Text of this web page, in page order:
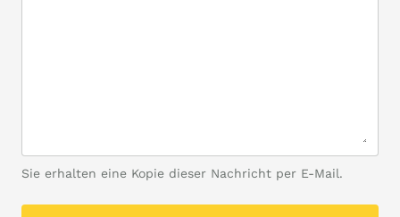
Sie erhalten eine Kopie dieser Nachricht per E-Mail.